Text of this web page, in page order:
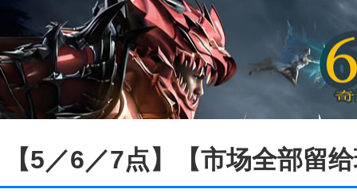
【5／6／7点】【市场全部留